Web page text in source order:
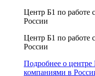
Центр Б1 по работе
России
Центр Б1 по работе
России
Подробнее о
компаниями в